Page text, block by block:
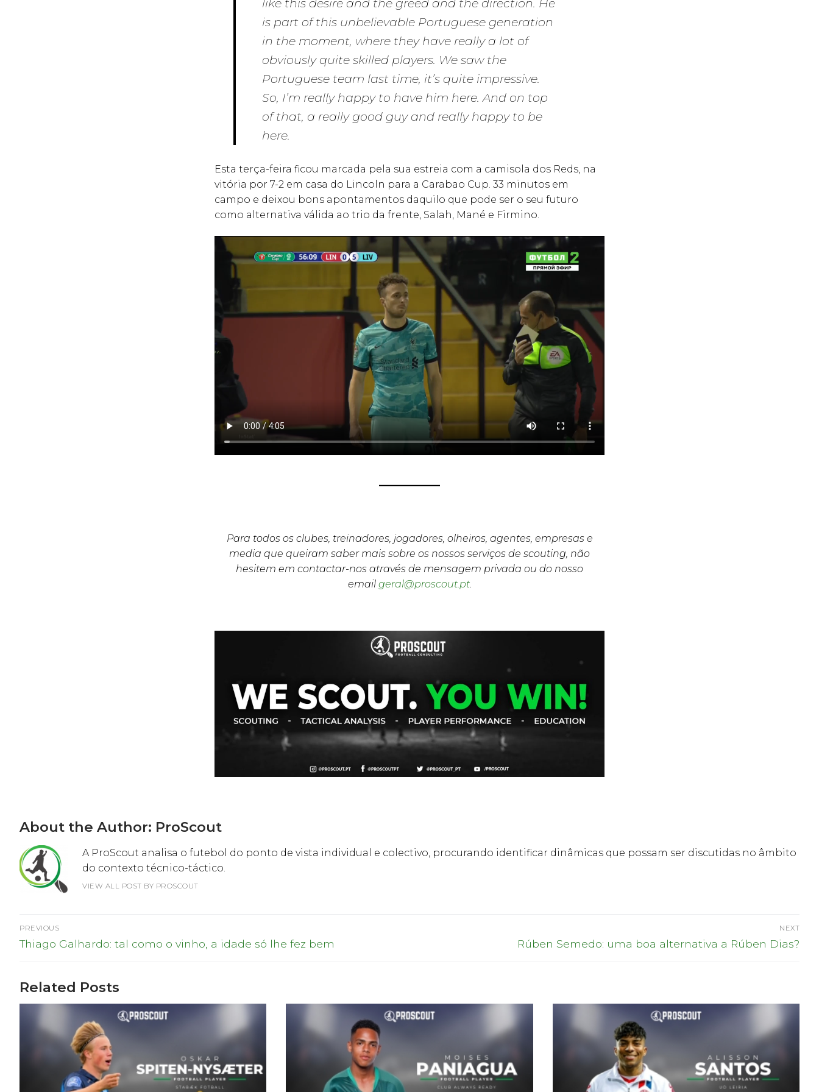
is part of this unbelievable Portuguese generation
in the moment, where they have really a lot of
obviously quite skilled players. We saw the
Portuguese team last time, it’s quite impressive.
So, I’m really happy to have him here. And on top
of that, a really good guy and really happy to be
here.
Esta terça-feira ficou marcada pela sua estreia com a camisola dos Reds, na
vitória por 7-2 em casa do Lincoln para a Carabao Cup. 33 minutos em
campo e deixou bons apontamentos daquilo que pode ser o seu futuro
como alternativa válida ao trio da frente, Salah, Mané e Firmino.
Para todos os clubes, treinadores, jogadores, olheiros, agentes, empresas e
media que queiram saber mais sobre os nossos serviços de scouting, não
hesitem em contactar-nos através de mensagem privada ou do nosso
email geral@proscout.pt.
About the Author: ProScout
A ProScout analisa o futebol do ponto de vista individual e colectivo, procurando identificar dinâmicas que possam ser discutidas no âmbito
do contexto técnico-táctico.
VIEW ALL POST BY PROSCOUT
Navegação
de
PREVIOUS
Previous
Thiago Galhardo: tal como o vinho, a idade só lhe fez bem
NEXT
Next
Rúben Semedo: uma boa alternativa a Rúben Dias?
Related Posts